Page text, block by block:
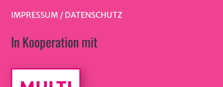
IMPRESSUM / DATENSCHUTZ
In Kooperation mit